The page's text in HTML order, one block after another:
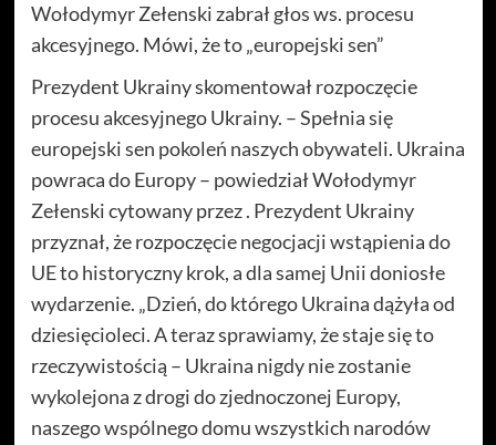
Wołodymyr Zełenski zabrał głos ws. procesu
akcesyjnego. Mówi, że to „europejski sen”
Prezydent Ukrainy skomentował rozpoczęcie
procesu akcesyjnego Ukrainy. – Spełnia się
europejski sen pokoleń naszych obywateli. Ukraina
powraca do Europy – powiedział Wołodymyr
Zełenski cytowany przez . Prezydent Ukrainy
przyznał, że rozpoczęcie negocjacji wstąpienia do
UE to historyczny krok, a dla samej Unii doniosłe
wydarzenie. „Dzień, do którego Ukraina dążyła od
dziesięcioleci. A teraz sprawiamy, że staje się to
rzeczywistością – Ukraina nigdy nie zostanie
wykolejona z drogi do zjednoczonej Europy,
naszego wspólnego domu wszystkich narodów